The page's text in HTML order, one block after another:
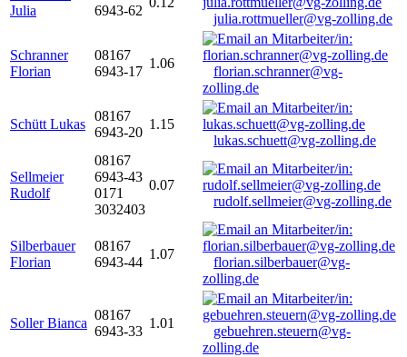
Julia
6943-62
julia.rottmueller@vg-zolling.de
Schranner
Florian
08167
6943-17
1.06
florian.schranner@vg-
zolling.de
Schütt Lukas
08167
6943-20
1.15
lukas.schuett@vg-zolling.de
Sellmeier
Rudolf
08167
6943-43
0171
3032403
0.07
rudolf.sellmeier@vg-zolling.de
Silberbauer
Florian
08167
6943-44
1.07
florian.silberbauer@vg-
zolling.de
Soller Bianca
08167
6943-33
1.01
gebuehren.steuern@vg-
zolling.de